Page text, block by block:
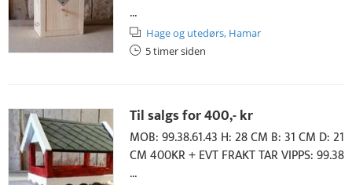
...
Hage og utedørs, Hamar
5 timer siden
Til salgs for400,- kr
MOB: 99.38.61.43 H: 28 CM B: 31 CM D: 21
CM 400KR + EVT FRAKT TAR VIPPS: 99.38
...